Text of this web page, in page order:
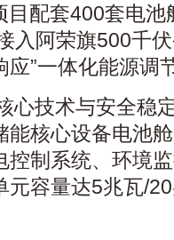
配套400套电
入阿荣旗500千
”一体化能源调
心技术与安全稳
能核心设备电池
控制系统、环境
元容量达5兆瓦/